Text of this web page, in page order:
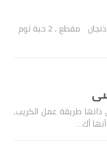
المقادير بقدونس مفروم, حزمة باذنجان مقطع , 2 حبة ثوم
طريقة عمل الكريب,
أك…